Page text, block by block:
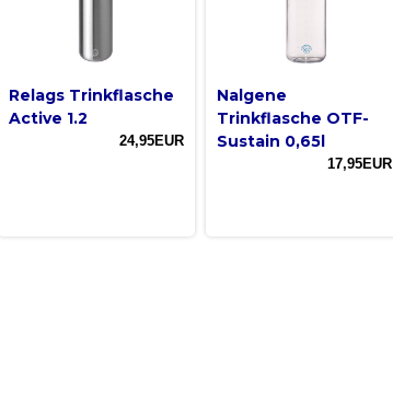
Relags Trinkflasche
Active 1.2
24,95EUR
Nalgene
Trinkflasche OTF-
Sustain 0,65l
17,95EUR